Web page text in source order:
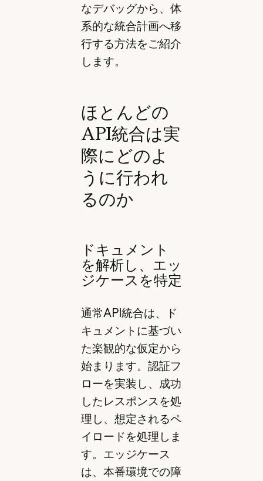
なデバッグから、体
系的な統合計画へ移
行する方法をご紹介
します。
ほとんどの
API統合は実
際にどのよ
うに行われ
るのか
ドキュメント
を解析し、エッ
ジケースを特定
通常API統合は、ド
キュメントに基づい
た楽観的な仮定から
始まります。認証フ
ローを実装し、成功
したレスポンスを処
理し、想定されるペ
イロードを処理しま
す。エッジケース
は、本番環境での障